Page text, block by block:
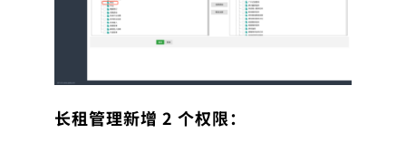
长租管理新增 2 个权限：